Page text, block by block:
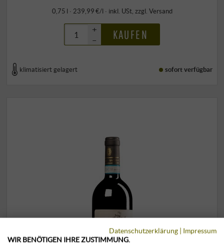
0,75 l · 239,99 €/l · inkl. USt, zzgl. Versand
+
–
KAUFEN
klimatisiert gelagert sofort verfügbar
Datenschutzerklärung | Impressum
WIR BENÖTIGEN IHRE ZUSTIMMUNG.